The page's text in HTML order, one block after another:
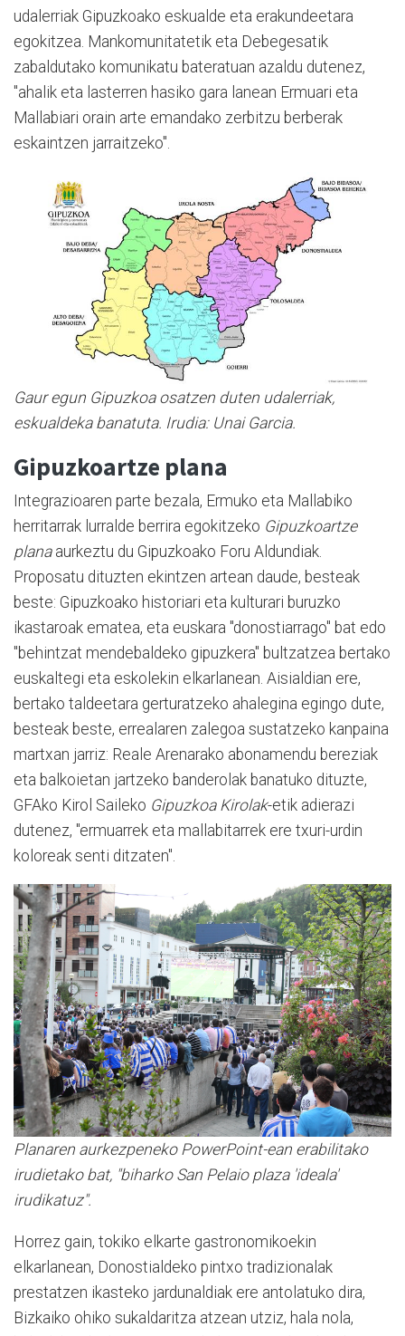
udalerriak Gipuzkoako eskualde eta erakundeetara
egokitzea. Mankomunitatetik eta Debegesatik
zabaldutako komunikatu bateratuan azaldu dutenez,
"ahalik eta lasterren hasiko gara lanean Ermuari eta
Mallabiari orain arte emandako zerbitzu berberak
eskaintzen jarraitzeko".
Gaur egun Gipuzkoa osatzen duten udalerriak,
eskualdeka banatuta. Irudia: Unai Garcia.
Gipuzkoartze plana
Integrazioaren parte bezala, Ermuko eta Mallabiko
herritarrak lurralde berrira egokitzeko Gipuzkoartze
planaaurkeztu du Gipuzkoako Foru Aldundiak.
Proposatu dituzten ekintzen artean daude, besteak
beste: Gipuzkoako historiari eta kulturari buruzko
ikastaroak ematea, eta euskara "donostiarrago" bat edo
"behintzat mendebaldeko gipuzkera" bultzatzea bertako
euskaltegi eta eskolekin elkarlanean. Aisialdian ere,
bertako taldeetara gerturatzeko ahalegina egingo dute,
besteak beste, errealaren zalegoa sustatzeko kanpaina
martxan jarriz: Reale Arenarako abonamendu bereziak
eta balkoietan jartzeko banderolak banatuko dituzte,
GFAko Kirol Saileko Gipuzkoa Kirolak-etik adierazi
dutenez, "ermuarrek eta mallabitarrek ere txuri-urdin
koloreak senti ditzaten".
Planaren aurkezpeneko PowerPoint-ean erabilitako
irudietako bat, "biharko San Pelaio plaza 'ideala'
irudikatuz".
Horrez gain, tokiko elkarte gastronomikoekin
elkarlanean, Donostialdeko pintxo tradizionalak
prestatzen ikasteko jardunaldiak ere antolatuko dira,
Bizkaiko ohiko sukaldaritza atzean utziz, hala nola,